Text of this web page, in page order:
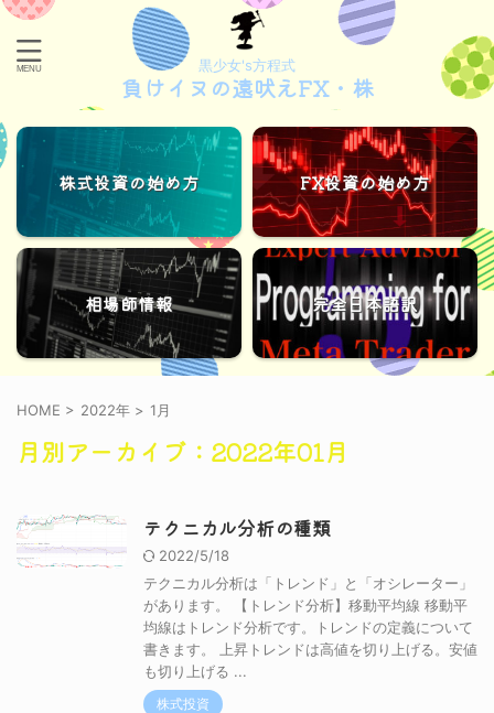
黒少女's方程式
負けイヌの遠吠えFX・株
株式投資の始め方 FX投資の始め方
相場師情報 完全日本語訳
HOME > 2022年 > 1月
月別アーカイブ：2022年01月
テクニカル分析の種類
2022/5/18
テクニカル分析は「トレンド」と「オシレーター」
があります。 【トレンド分析】移動平均線 移動平
均線はトレンド分析です。トレンドの定義について
書きます。 上昇トレンドは高値を切り上げる。安値
も切り上げる ...
株式投資